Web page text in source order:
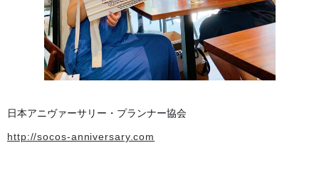
日本アニヴァーサリー・プランナー協会
http://socos-anniversary.com